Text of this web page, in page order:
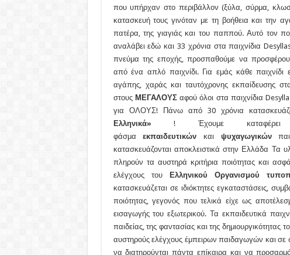
που υπήρχαν στο περιβάλλον (ξύλα, σύρμα,
κατασκευή τους γινόταν με τη βοήθεια και την
πατέρα, της γιαγιάς και του παππού. Αυτό τον
αναλάβει εδώ και 33 χρόνια στα παιχνίδια Desyllas
πνεύμα της εποχής, προσπαθούμε να
από ένα απλό παιχνίδι. Για εμάς κάθε παιχνίδι
αγάπης, χαράς και ταυτόχρονης εκπαίδευσης
στους ΜΕΓΑΛΟΥΣαφού όλοι στα παιχνίδια
για ΟΛΟΥΣ! Πάνω από 30 χρόνια
Ελληνικά» ! Έχουμε καταφέρει
φάσμαεκπαιδευτικών και ψυχαγωγικών
κατασκευάζονται αποκλειστικά στην Ελλάδα Τα
πληρούν τα αυστηρά κριτήρια ποιότητας και
ελέγχους του
Ελληνικού Οργανισμού
κατασκευάζεται σε ιδιόκτητες εγκαταστάσεις,
ποιότητας, γεγονός που τελικά είχε ως
εισαγωγής του εξωτερικού. Τα εκπαιδευτικά
παιδείας, της φαντασίας και της
αυστηρούς ελέγχους έμπειρων παιδαγωγών και σε
να διατηρούνται πάντα επίκαιρα και να